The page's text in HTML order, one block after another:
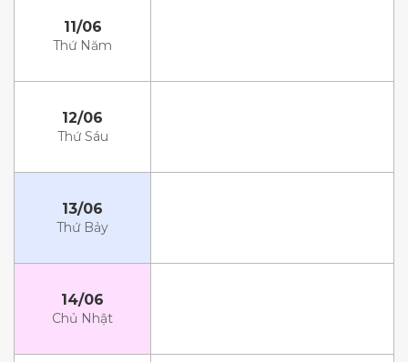
11/06
Thứ Năm
12/06
Thứ Sáu
13/06
Thứ Bảy
14/06
Chủ Nhật